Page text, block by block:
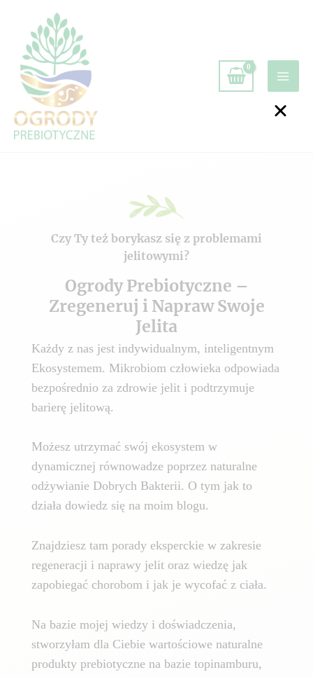
Czy Ty też borykasz się z problemami
jelitowymi?
Ogrody Prebiotyczne –
Zregeneruj i Napraw Swoje
Jelita
Każdy z nas jest indywidualnym, inteligentnym
Ekosystemem. Mikrobiom człowieka odpowiada
bezpośrednio za zdrowie jelit i podtrzymuje
barierę jelitową.
Możesz utrzymać swój ekosystem w
dynamicznej równowadze poprzez naturalne
odżywianie Dobrych Bakterii. O tym jak to
działa dowiedz się na moim blogu.
Znajdziesz tam porady eksperckie w zakresie
regeneracji i naprawy jelit oraz wiedzę jak
zapobiegać chorobom i jak je wycofać z ciała.
Na bazie mojej wiedzy i doświadczenia,
stworzyłam dla Ciebie wartościowe naturalne
produkty prebiotyczne na bazie topinamburu,